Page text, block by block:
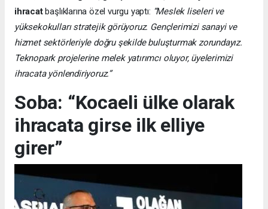
ihracatbaşlıklarına özel vurgu yaptı: “Meslek liseleri ve
yüksekokulları stratejik görüyoruz. Gençlerimizi sanayi ve
hizmet sektörleriyle doğru şekilde buluşturmak zorundayız.
Teknopark projelerine melek yatırımcı oluyor, üyelerimizi
ihracata yönlendiriyoruz.”
Soba: “Kocaeli ülke olarak
ihracata girse ilk elliye
girer”